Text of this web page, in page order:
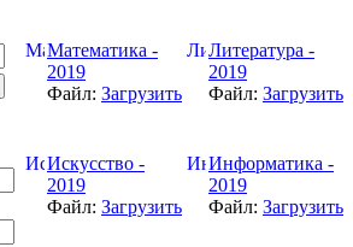
Математика -
2019
Файл: Загрузить
Литература -
2019
Файл: Загрузить
Искусство -
2019
Файл: Загрузить
Информатика -
2019
Файл: Загрузить